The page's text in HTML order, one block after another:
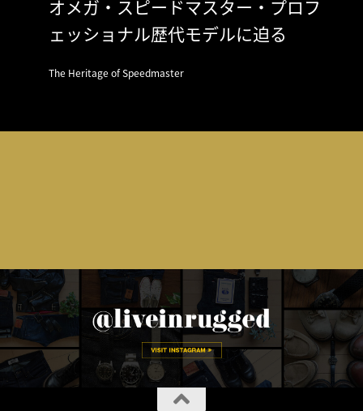
オメガ・スピードマスター・プロフ
ェッショナル歴代モデルに迫る
The Heritage of Speedmaster